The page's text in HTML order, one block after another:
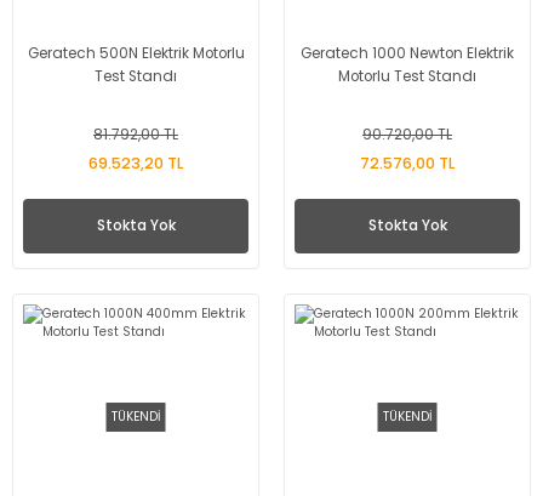
Geratech 500N Elektrik Motorlu
Test Standı
81.792,00 TL
69.523,20 TL
Stokta Yok
Geratech 1000 Newton Elektrik
Motorlu Test Standı
90.720,00 TL
72.576,00 TL
Stokta Yok
TÜKENDİ TÜKENDİ